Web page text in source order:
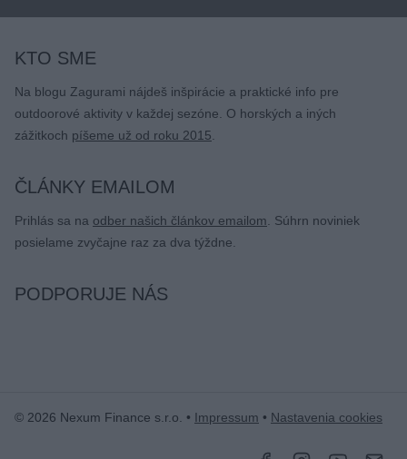
KTO SME
Na blogu Zagurami nájdeš inšpirácie a praktické info pre
outdoorové aktivity v každej sezóne. O horských a iných
zážitkoch píšeme už od roku 2015
ČLÁNKY EMAILOM
Prihlás sa na odber našich článkov emailom . Súhrn noviniek
posielame zvyčajne raz za dva týždne.
PODPORUJE NÁS
© 2026 Nexum Finance s.r.o. • Impressum • Nastavenia cookies